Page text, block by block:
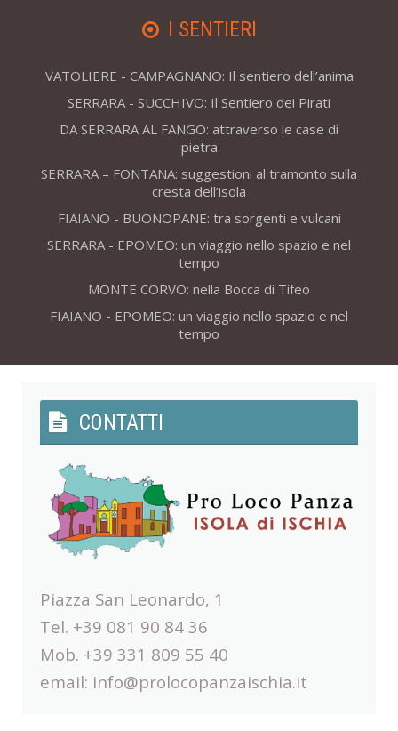
I SENTIERI
VATOLIERE - CAMPAGNANO: Il sentiero dell’anima
SERRARA - SUCCHIVO: Il Sentiero dei Pirati
DA SERRARA AL FANGO: attraverso le case di
pietra
SERRARA – FONTANA: suggestioni al tramonto sulla
cresta dell’isola
FIAIANO - BUONOPANE: tra sorgenti e vulcani
SERRARA - EPOMEO: un viaggio nello spazio e nel
tempo
MONTE CORVO: nella Bocca di Tifeo
FIAIANO - EPOMEO: un viaggio nello spazio e nel
tempo
CONTATTI
Piazza San Leonardo, 1
Tel. +39 081 90 84 36
Mob. +39 331 809 55 40
email: info@prolocopanzaischia.it